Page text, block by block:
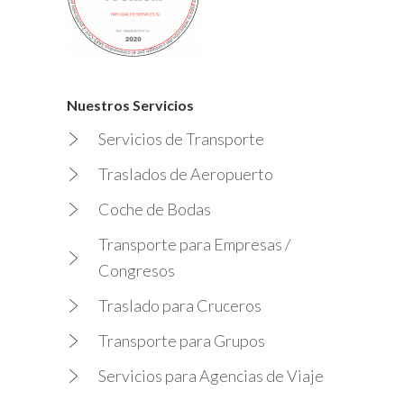
Nuestros Servicios
Servicios de Transporte
Traslados de Aeropuerto
Coche de Bodas
Transporte para Empresas /
Congresos
Traslado para Cruceros
Transporte para Grupos
Servicios para Agencias de Viaje